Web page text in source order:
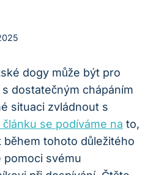
dogy může být pro
dostatečným chápáním
situaci zvládnout s
se podíváme na to,
během tohoto důležitého
pomoci svému